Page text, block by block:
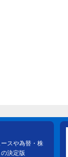
スや為替・株
決定版